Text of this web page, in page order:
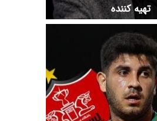
تهیه کننده